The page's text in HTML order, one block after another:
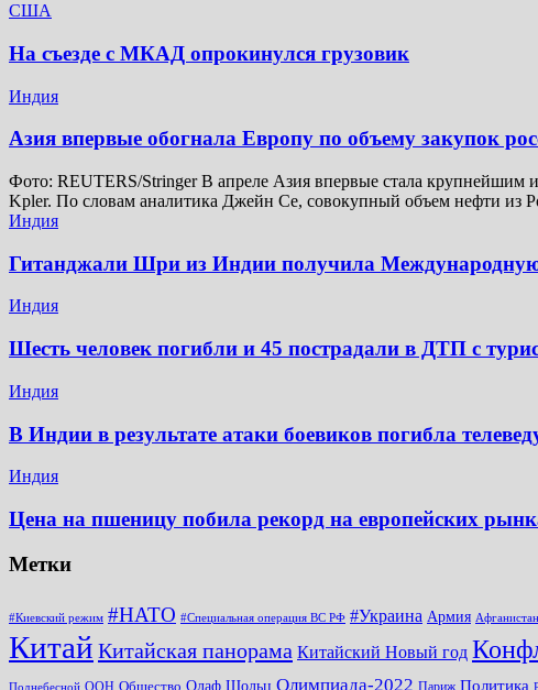
США
На съезде с МКАД опрокинулся грузовик
Индия
Азия впервые обогнала Европу по объему закупок
Фото: REUTERS/Stringer В апреле Азия впервые стала крупнейшим
Kpler. По словам аналитика Джейн Се, совокупный объем нефти из
Индия
Гитанджали Шри из Индии получила
Индия
Шесть человек погибли и 45 пострадали в ДТП с
Индия
В Индии в результате атаки боевиков погибла
Индия
Цена на пшеницу побила рекорд на европейских
Метки
#Киевский режим #НАТО #Специальная операция ВС РФ #Украина Армия Афганистан
Китай Китайская панорама Китайский Новый год
ООН Общество Олаф Шольц Олимпиада-2022 Париж Политика